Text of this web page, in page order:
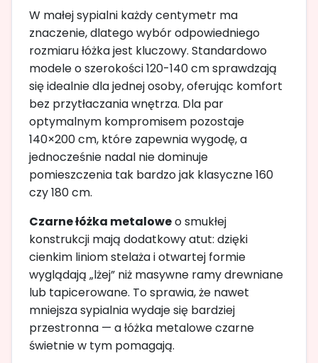
W małej sypialni każdy centymetr ma
znaczenie, dlatego wybór odpowiedniego
rozmiaru łóżka jest kluczowy. Standardowo
modele o szerokości 120-140 cm sprawdzają
się idealnie dla jednej osoby, oferując komfort
bez przytłaczania wnętrza. Dla par
optymalnym kompromisem pozostaje
140×200 cm, które zapewnia wygodę, a
jednocześnie nadal nie dominuje
pomieszczenia tak bardzo jak klasyczne 160
czy 180 cm.
Czarne łóżka metaloweo smukłej
konstrukcji mają dodatkowy atut: dzięki
cienkim liniom stelaża i otwartej formie
wyglądają „lżej” niż masywne ramy drewniane
lub tapicerowane. To sprawia, że nawet
mniejsza sypialnia wydaje się bardziej
przestronna — a łóżka metalowe czarne
świetnie w tym pomagają.